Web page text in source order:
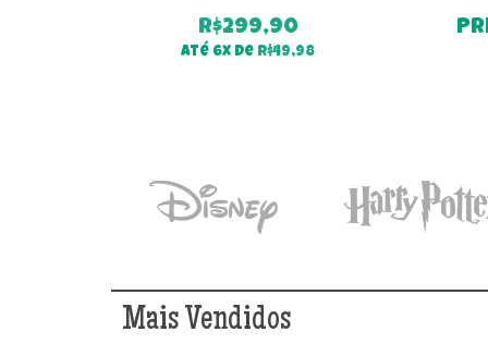
R$299,90
Até 6x de R$49,98
Mais Vendidos